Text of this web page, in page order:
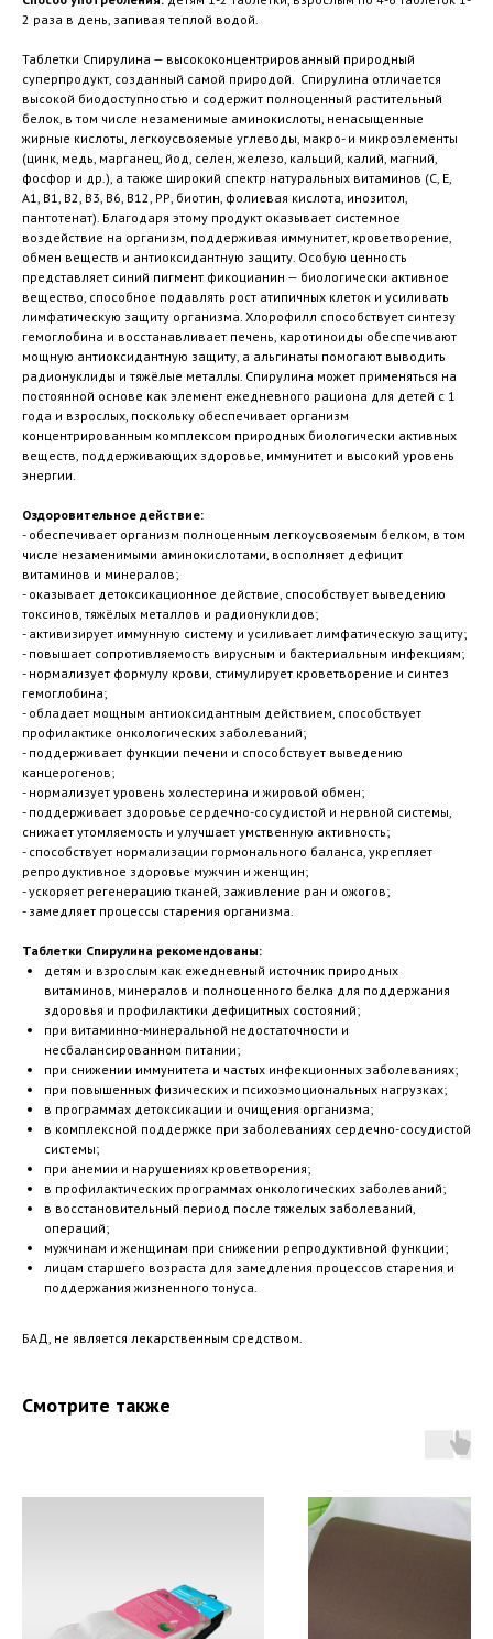
2 раза в день, запивая теплой водой.
Таблетки Спирулина — высококонцентрированный природный
суперпродукт, созданный самой природой. Спирулина отличается
высокой биодоступностью и содержит полноценный растительный
белок, в том числе незаменимые аминокислоты, ненасыщенные
жирные кислоты, легкоусвояемые углеводы, макро- и микроэлементы
(цинк, медь, марганец, йод, селен, железо, кальций, калий, магний,
фосфор и др.), а также широкий спектр натуральных витаминов (С, Е,
А1, В1, В2, В3, В6, В12, РР, биотин, фолиевая кислота, инозитол,
пантотенат). Благодаря этому продукт оказывает системное
воздействие на организм, поддерживая иммунитет, кроветворение,
обмен веществ и антиоксидантную защиту. Особую ценность
представляет синий пигмент фикоцианин — биологически активное
вещество, способное подавлять рост атипичных клеток и усиливать
лимфатическую защиту организма. Хлорофилл способствует синтезу
гемоглобина и восстанавливает печень, каротиноиды обеспечивают
мощную антиоксидантную защиту, а альгинаты помогают выводить
радионуклиды и тяжёлые металлы. Спирулина может применяться на
постоянной основе как элемент ежедневного рациона для детей с 1
года и взрослых, поскольку обеспечивает организм
концентрированным комплексом природных биологически активных
веществ, поддерживающих здоровье, иммунитет и высокий уровень
энергии.
Оздоровительное действие:
- обеспечивает организм полноценным легкоусвояемым белком, в том
числе незаменимыми аминокислотами, восполняет дефицит
витаминов и минералов;
- оказывает детоксикационное действие, способствует выведению
токсинов, тяжёлых металлов и радионуклидов;
- активизирует иммунную систему и усиливает лимфатическую защиту;
- повышает сопротивляемость вирусным и бактериальным инфекциям;
- нормализует формулу крови, стимулирует кроветворение и синтез
гемоглобина;
- обладает мощным антиоксидантным действием, способствует
профилактике онкологических заболеваний;
- поддерживает функции печени и способствует выведению
канцерогенов;
- нормализует уровень холестерина и жировой обмен;
- поддерживает здоровье сердечно-сосудистой и нервной системы,
снижает утомляемость и улучшает умственную активность;
- способствует нормализации гормонального баланса, укрепляет
репродуктивное здоровье мужчин и женщин;
- ускоряет регенерацию тканей, заживление ран и ожогов;
- замедляет процессы старения организма.
Таблетки Спирулина рекомендованы:
детям и взрослым как ежедневный источник природных
витаминов, минералов и полноценного белка для поддержания
здоровья и профилактики дефицитных состояний;
при витаминно-минеральной недостаточности и
несбалансированном питании;
при снижении иммунитета и частых инфекционных заболеваниях;
при повышенных физических и психоэмоциональных нагрузках;
в программах детоксикации и очищения организма;
в комплексной поддержке при заболеваниях сердечно-сосудистой
системы;
при анемии и нарушениях кроветворения;
в профилактических программах онкологических заболеваний;
в восстановительный период после тяжелых заболеваний,
операций;
мужчинам и женщинам при снижении репродуктивной функции;
лицам старшего возраста для замедления процессов старения и
поддержания жизненного тонуса.
БАД, не является лекарственным средством.
Смотрите также